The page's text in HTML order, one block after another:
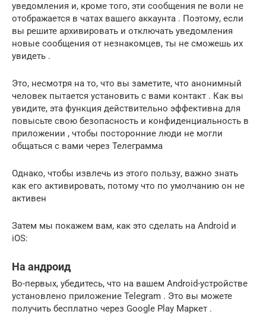
уведомления и, кроме того, эти сообщения ne воли не
отображается в чатах вашего аккаунта . Поэтому, если
вы решите архивировать и отключать уведомления
новые сообщения от незнакомцев, ты не сможешь их
увидеть .
Это, несмотря на то, что вы заметите, что анонимный
человек пытается установить с вами контакт . Как вы
увидите, эта функция действительно эффективна для
повысьте свою безопасность и конфиденциальность в
приложении , чтобы посторонние люди не могли
общаться с вами через Телеграмма
Однако, чтобы извлечь из этого пользу, важно знать
как его активировать, потому что по умолчанию он не
активен
Затем мы покажем вам, как это сделать на Android и
iOS:
На андроид
Во-первых, убедитесь, что на вашем Android-устройстве
установлено приложение Telegram . Это вы можете
получить бесплатно через Google Play Маркет .